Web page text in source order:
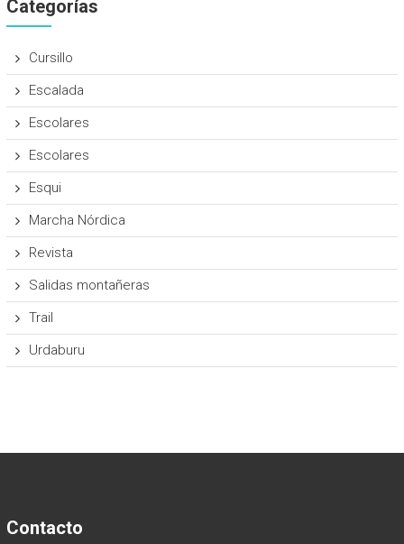
Categorías
Cursillo
Escalada
Escolares
Escolares
Esqui
Marcha Nórdica
Revista
Salidas montañeras
Trail
Urdaburu
Contacto